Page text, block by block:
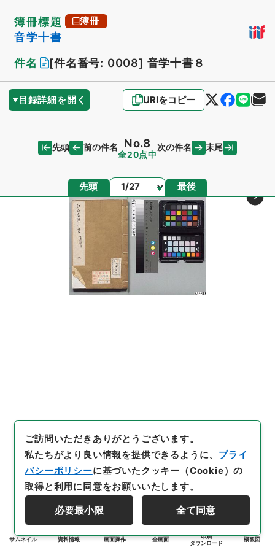
簿冊標題 簿冊
音学十書
件名
[件名番号: 0008] 音学十書８
目録詳細を開く URIをコピー
先頭 前の件名 No.8
全20点中
次の件名 末尾
先頭 ページ 最後
サムネイル 資料情報 画面操作 全画面
印刷
ダウンロード
概観図
ご訪問いただきありがとうございます。
私たちがより良い情報を提供できるように、 プライ
バシーポリシーに基づいたクッキー（Cookie）の
取得と利用に同意をお願いいたします。
必要最小限 全て同意